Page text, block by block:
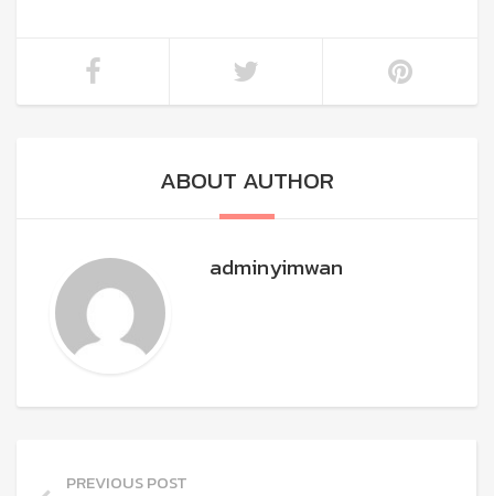
ABOUT AUTHOR
adminyimwan
PREVIOUS POST